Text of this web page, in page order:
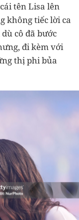
tên Lisa lên
không tiếc lời ca
cô đã bước
đi kèm với
thị phi bủa